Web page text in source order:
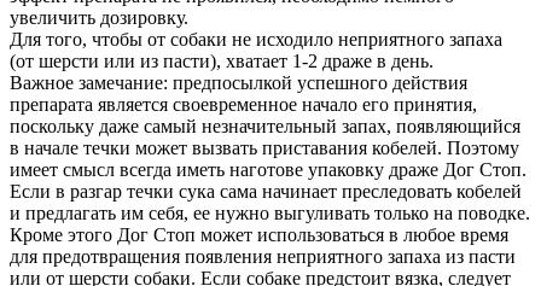
увеличить дозировку.
Для того, чтобы от собаки не исходило неприятного запаха
(от шерсти или из пасти), хватает 1-2 драже в день.
Важное замечание: предпосылкой успешного действия
препарата является своевременное начало его принятия,
поскольку даже самый незначительный запах, появляющийся
в начале течки может вызвать приставания кобелей. Поэтому
имеет смысл всегда иметь наготове упаковку драже Дог Стоп.
Если в разгар течки сука сама начинает преследовать кобелей
и предлагать им себя, ее нужно выгуливать только на поводке.
Кроме этого Дог Стоп может использоваться в любое время
для предотвращения появления неприятного запаха из пасти
или от шерсти собаки. Если собаке предстоит вязка, следует